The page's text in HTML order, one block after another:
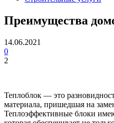
Преимущества
14.06.2021
0
2
Теплоблок — это
материала, пришедшая на
Теплоэффективные блоки